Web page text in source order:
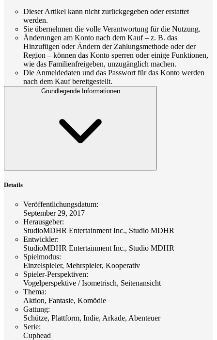
Dieser Artikel kann nicht zurückgegeben oder erstattet
werden.
Sie übernehmen die volle Verantwortung für die Nutzung.
Änderungen am Konto nach dem Kauf – z. B. das
Hinzufügen oder Ändern der Zahlungsmethode oder der
Region – können das Konto sperren oder einige Funktionen,
wie das Familienfreigeben, unzugänglich machen.
Die Anmeldedaten und das Passwort für das Konto werden
nach dem Kauf bereitgestellt.
Grundlegende Informationen
Details
Veröffentlichungsdatum:
September 29, 2017
Herausgeber:
StudioMDHR Entertainment Inc., Studio MDHR
Entwickler:
StudioMDHR Entertainment Inc., Studio MDHR
Spielmodus:
Einzelspieler, Mehrspieler, Kooperativ
Spieler-Perspektiven:
Vogelperspektive / Isometrisch, Seitenansicht
Thema:
Aktion, Fantasie, Komödie
Gattung:
Schütze, Plattform, Indie, Arkade, Abenteuer
Serie:
Cuphead